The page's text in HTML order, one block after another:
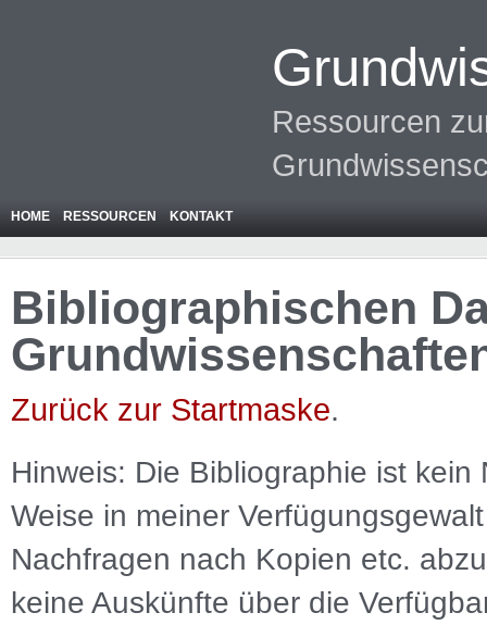
Ressourcen
HOME RESSOURCEN KONTAKT
Bibliographischen
Zurück zur Startmaske.
Hinweis: Die Bibliographie ist kein
Weise in meiner
Nachfragen nach Kopien etc.
keine Auskünfte über die